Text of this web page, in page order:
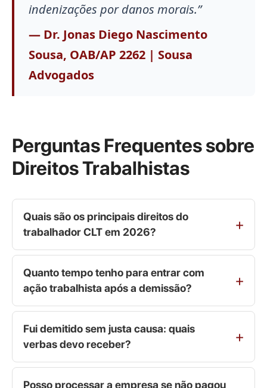
indenizações por danos morais.”
— Dr. Jonas Diego Nascimento
Sousa, OAB/AP 2262 | Sousa
Advogados
Perguntas Frequentes sobre
Direitos Trabalhistas
Quais são os principais direitos do
trabalhador CLT em 2026?
Quanto tempo tenho para entrar com
ação trabalhista após a demissão?
Fui demitido sem justa causa: quais
verbas devo receber?
Posso processar a empresa se não pagou